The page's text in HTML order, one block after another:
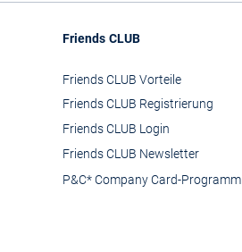
Friends CLUB
Friends CLUB Vorteile
Friends CLUB Registrierung
Friends CLUB Login
Friends CLUB Newsletter
P&C* Company Card-Programm